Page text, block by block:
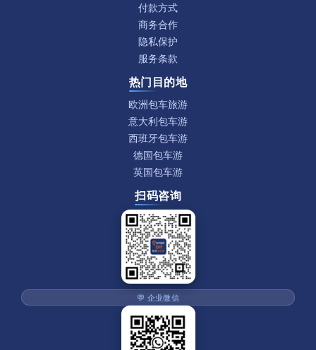
付款方式
商务合作
隐私保护
服务条款
热门目的地
欧洲包车旅游
意大利包车游
西班牙包车游
德国包车游
英国包车游
扫码咨询
💬 企业微信